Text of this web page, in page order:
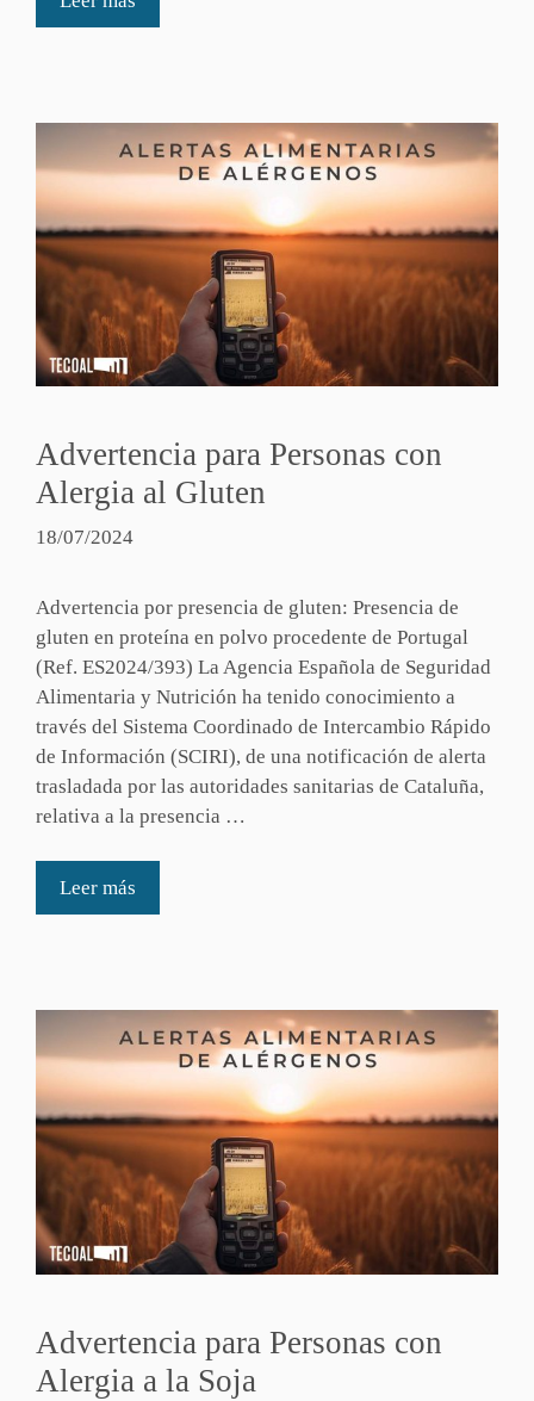
Advertencia para Personas con
Alergia al Gluten
18/07/2024
Advertencia por presencia de gluten: Presencia de
gluten en proteína en polvo procedente de Portugal
(Ref. ES2024/393) La Agencia Española de Seguridad
Alimentaria y Nutrición ha tenido conocimiento a
través del Sistema Coordinado de Intercambio Rápido
de Información (SCIRI), de una notificación de alerta
trasladada por las autoridades sanitarias de Cataluña,
relativa a la presencia …
Leer más
Advertencia para Personas con
Alergia a la Soja